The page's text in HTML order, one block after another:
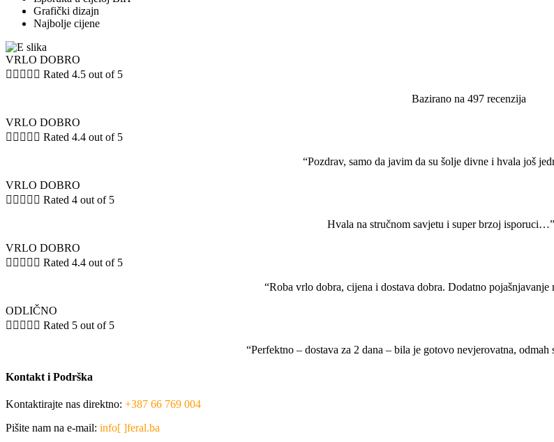
Grafički dizajn
Najbolje cijene
VRLO DOBRO
     Rated 4.5 out of 5
Bazirano na 497 recenzija
VRLO DOBRO
     Rated 4.4 out of 5
“Pozdrav, samo da javim da su šolje divne i hvala još
VRLO DOBRO
     Rated 4 out of 5
Hvala na stručnom savjetu i super brzoj
VRLO DOBRO
     Rated 4.4 out of 5
“Roba vrlo dobra, cijena i dostava dobra. Dodatno pojašnjavanje
ODLIČNO
     Rated 5 out of 5
“Perfektno – dostava za 2 dana – bila je gotovo nevjerovatna,
Kontakt i Podrška
Kontaktirajte nas direktno: +387 66 769 004
Pišite nam na e-mail: info[ ]feral.ba